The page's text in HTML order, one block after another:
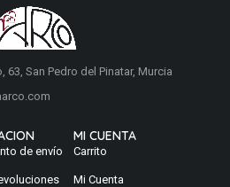
San Pedro del Pinatar, Murcia
de envío
MI CUENTA
Carrito
Mi Cuenta